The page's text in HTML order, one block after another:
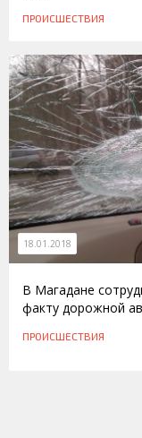
ПРОИСШЕСТВИЯ
18.01.2018
В Магадане
факту дорожной
ПРОИСШЕСТВИЯ